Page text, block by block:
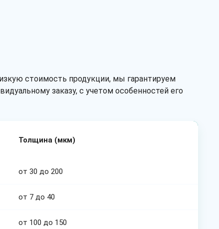
стоимость продукции, мы гарантируем
заказу, с учетом особенностей его
Толщина (мкм)
от 30 до 200
от 7 до 40
от 100 до 150